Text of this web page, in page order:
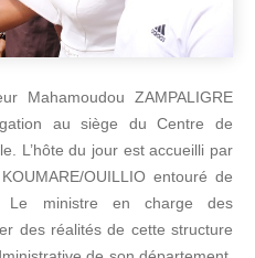
Mahamoudou ZAMPALIGRE
au siège du Centre de
L’hôte du jour est accueilli par
OUILLIO entouré de
Le ministre en charge des
des réalités de cette structure